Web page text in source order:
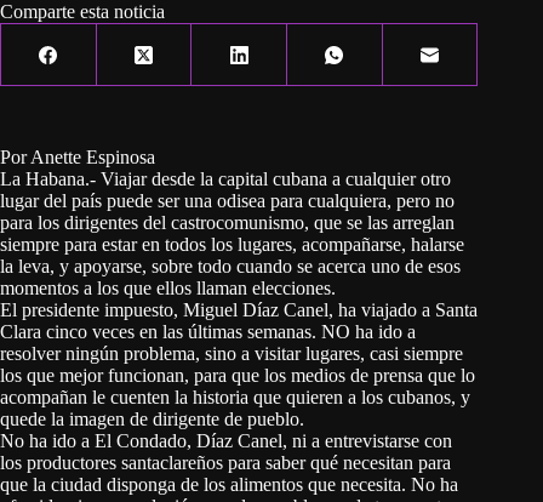
Comparte esta noticia
Por Anette Espinosa
La Habana.- Viajar desde la capital cubana a cualquier otro
lugar del país puede ser una odisea para cualquiera, pero no
para los dirigentes del castrocomunismo, que se las arreglan
siempre para estar en todos los lugares, acompañarse, halarse
la leva, y apoyarse, sobre todo cuando se acerca uno de esos
momentos a los que ellos llaman elecciones.
El presidente impuesto, Miguel Díaz Canel, ha viajado a Santa
Clara cinco veces en las últimas semanas. NO ha ido a
resolver ningún problema, sino a visitar lugares, casi siempre
los que mejor funcionan, para que los medios de prensa que lo
acompañan le cuenten la historia que quieren a los cubanos, y
quede la imagen de dirigente de pueblo.
No ha ido a El Condado, Díaz Canel, ni a entrevistarse con
los productores santaclareños para saber qué necesitan para
que la ciudad disponga de los alimentos que necesita. No ha